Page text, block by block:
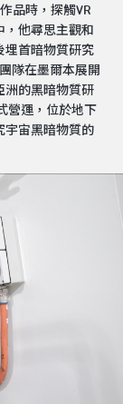
品時，探觸VR
他尋思主觀和
埋首暗物質研究
隊在墨爾本展開
洲的黑暗物質研
營運，位於地下
宇宙黑暗物質的